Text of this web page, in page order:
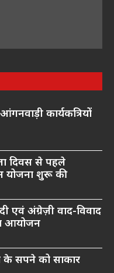
कार्यकत्रियों
दिवस से पहले
योजना शुरू की
एवं अंग्रेज़ी वाद-विवाद
आयोजन
के सपने को साकार